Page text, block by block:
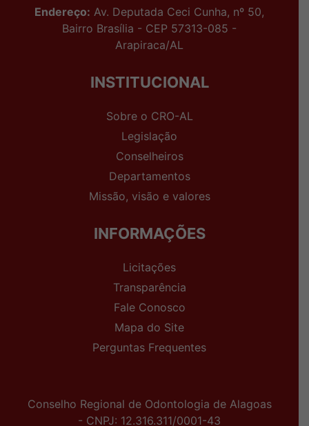
Endereço: Av. Deputada Ceci Cunha, nº 50,
Bairro Brasília - CEP 57313-085 -
Arapiraca/AL
INSTITUCIONAL
Sobre o CRO-AL
Legislação
Conselheiros
Departamentos
Missão, visão e valores
INFORMAÇÕES
Licitações
Transparência
Fale Conosco
Mapa do Site
Perguntas Frequentes
Conselho Regional de Odontologia de Alagoas
- CNPJ: 12.316.311/0001-43